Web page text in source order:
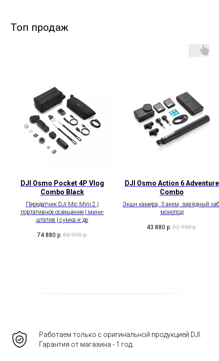
DJI Osmo Pocket 4P Vlog
Combo Black
Передатчик DJI Mic Mini 2 |
портативное освещение | мини-
штатив | сумка и др
74 880 р. 88 990 р.
DJI Osmo Action 6 Adventure
Combo
Экшн камера, 3 аккм, зарядный
монопод
43 880 р. 52 990 р.
Работаем только с оригинальной продукцией DJI.
Гарантия от магазина - 1 год.